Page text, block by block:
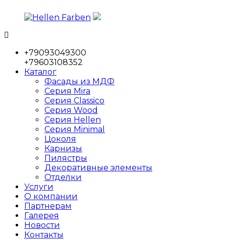
Перейти
содержимому
Farben
мебельных
фасадов
+79093049300
+79603108352
Каталог
Фасады из МДФ
Серия Mira
Серия Classico
Серия Wood
Серия Hellen
Серия Minimal
Цоколя
Карнизы
Пилястры
Декоративные элементы
Отделки
Услуги
О компании
Партнерам
Галерея
Новости
Контакты